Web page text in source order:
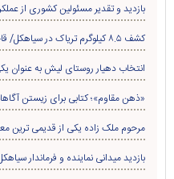
بازدید و تقدیر مسئولین کشوری از
کشف ۸.۵ کیلوگرم تریاک در سیاهکل/ قاچاقچی مواد مخدر دستگیر شد
انتخاب دهیار روستای لیش به عنوان
«ذهن مقاوم»؛ کتابی برای زیستن
مرحوم ملک زاده یکی از قدیمی ترین
بازدید میدانی نماینده و فرماندار